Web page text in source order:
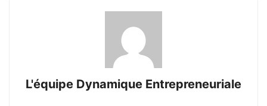
L'équipe Dynamique Entrepreneuriale